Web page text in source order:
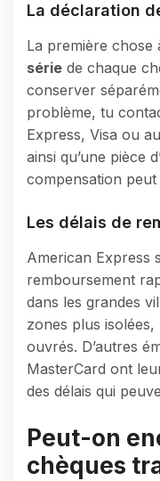
La déclaration
La première chose
série de chaque
conserver
problème, tu
Express, Visa ou
ainsi qu’une pièce
compensation peut
Les délais de
American Express
remboursement
dans les grandes
zones plus
ouvrés. D’autres
MasterCard ont
des délais qui
Peut-on
chèques